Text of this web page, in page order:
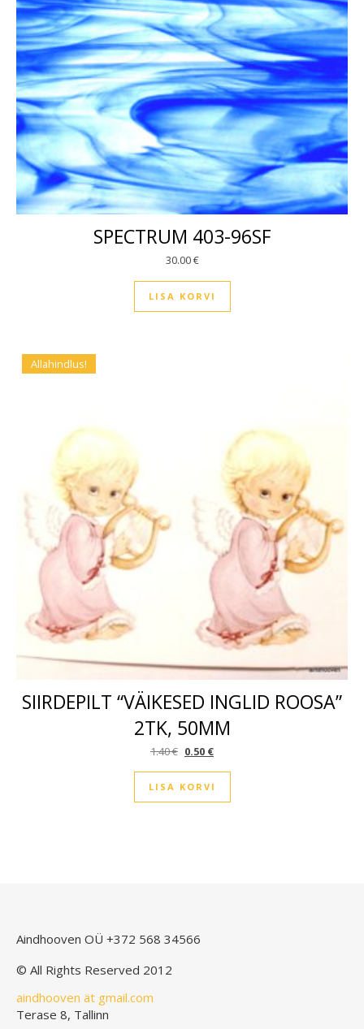
SPECTRUM 403-96SF
30.00€
LISA KORVI
Allahindlus!
SIIRDEPILT “VÄIKESED INGLID ROOSA”
2TK, 50MM
1.40€ Algne hind oli: 1.40 €.
0.50 €Praegune hind on: 0.50 €.
LISA KORVI
Aindhooven OÜ +372 568 34566
© All Rights Reserved 2012
aindhooven ät gmail.com
Terase 8, Tallinn